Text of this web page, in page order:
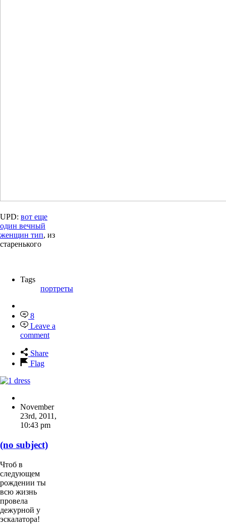
UPD: вот еще
один вечный
женщин тип, из
старенького
Tags
портреты
8
Leave a
comment
Share
Flag
November
23rd, 2011,
10:43 pm
(no subject)
Чтоб в
следующем
рождении ты
всю жизнь
провела
дежурной у
эскалатора!